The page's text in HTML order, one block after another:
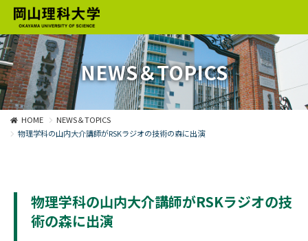
NEWS＆TOPICS
HOME
NEWS＆TOPICS
物理学科の山内大介講師がRSKラジオの技術の森に出演
物理学科の山内大介講師がRSKラジオの技
術の森に出演